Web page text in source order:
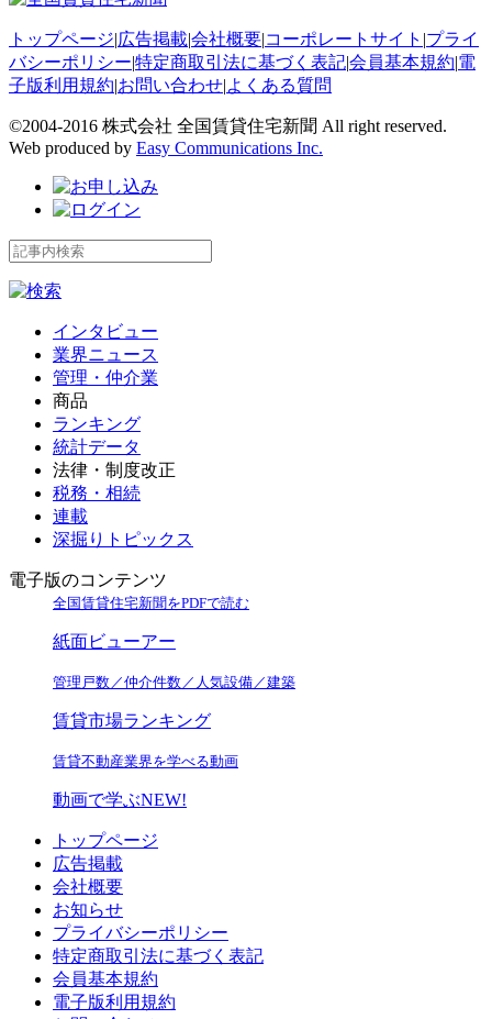
トップページ|広告掲載|会社概要|コーポレートサイト |プライ
バシーポリシー|特定商取引法に基づく表記|会員基本規約|電
子版利用規約|お問い合わせ|よくある質問
©2004-2016 株式会社 全国賃貸住宅新聞 All right reserved.
Web produced by Easy Communications Inc.
インタビュー
業界ニュース
管理・仲介業
商品
ランキング
統計データ
法律・制度改正
税務・相続
連載
深掘りトピックス
電子版のコンテンツ
全国賃貸住宅新聞をPDFで読む
紙面ビューアー
管理戸数／仲介件数／人気設備／建築
賃貸市場ランキング
賃貸不動産業界を学べる動画
動画で学ぶNEW!
トップページ
広告掲載
会社概要
お知らせ
プライバシーポリシー
特定商取引法に基づく表記
会員基本規約
電子版利用規約